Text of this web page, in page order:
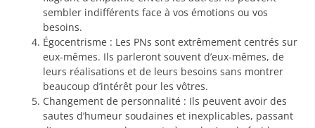
sembler indifférents face à vos émotions ou vos
besoins.
Égocentrisme : Les PNs sont extrêmement centrés sur
eux-mêmes. Ils parleront souvent d’eux-mêmes, de
leurs réalisations et de leurs besoins sans montrer
beaucoup d’intérêt pour les vôtres.
Changement de personnalité : Ils peuvent avoir des
sautes d’humeur soudaines et inexplicables, passant